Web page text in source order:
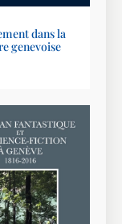
dans la
genevoise